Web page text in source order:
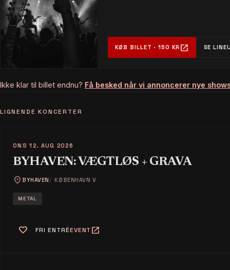
KØB BILLET · 150 KR open_in_new SE
Ikke klar til billet endnu? Få besked når vi annoncerer nye
LIGNENDE KONCERTER
ONS 12. AUG 2026
BYHAVEN: VÆGTLØS + GRAVA
location_on BYHAVEN KØBENHAVN V
METAL
favorite FRI ENTRÉEVENT open_in_new